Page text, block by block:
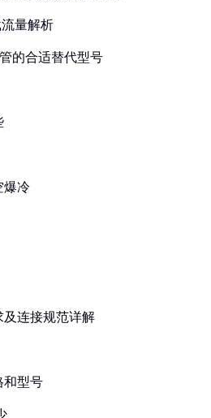
量解析
的合适替代型号
爆冷
连接规范详解
和型号